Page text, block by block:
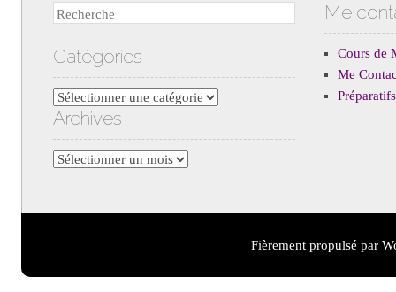
Recherche
Catégories
Catégories
Archives
Archives
Me
Cours de
Me
Fièrement propulsé par